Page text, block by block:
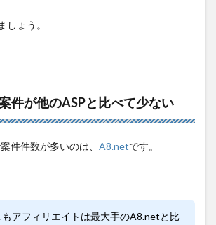
しょう。
件が他のASPと比べて少ない
件件数が多いのは、 A8.netです。
もアフィリエイトは最大手のA8.netと比